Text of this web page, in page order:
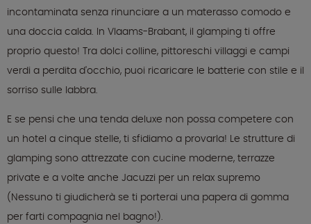
incontaminata senza rinunciare a un materasso comodo e
una doccia calda. In Vlaams-Brabant, il glamping ti offre
proprio questo! Tra dolci colline, pittoreschi villaggi e campi
verdi a perdita d'occhio, puoi ricaricare le batterie con stile e il
sorriso sulle labbra.
E se pensi che una tenda deluxe non possa competere con
un hotel a cinque stelle, ti sfidiamo a provarla! Le strutture di
glamping sono attrezzate con cucine moderne, terrazze
private e a volte anche Jacuzzi per un relax supremo
(Nessuno ti giudicherà se ti porterai una papera di gomma
per farti compagnia nel bagno!).